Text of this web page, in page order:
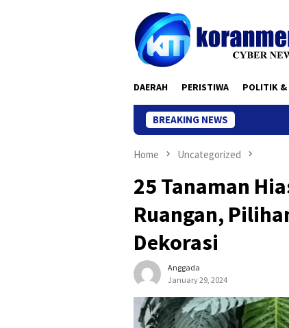
DAERAH PERISTIWA POLITIK &
BREAKING NEWS
Home Uncategorized
25 Tanaman
Ruangan,
Dekorasi
Anggada
January 29, 2024